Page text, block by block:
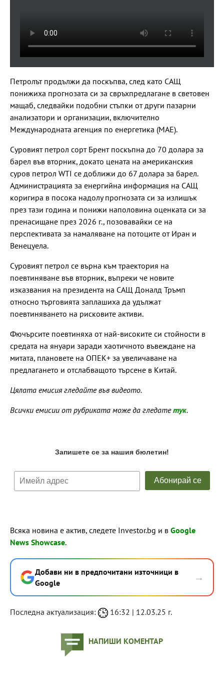
Петролът продължи да поскъпва, след като САЩ
понижиха прогнозата си за свръхпредлагане в световен
мащаб, следвайки подобни стъпки от други пазарни
анализатори и организации, включително
Международната агенция по енергетика (МАЕ).
Суровият петрол сорт Брент поскъпна до 70 долара за
барел във вторник, докато цената на американския
суров петрол WTI се доближи до 67 долара за барел.
Администрацията за енергийна информация на САЩ
коригира в посока надолу прогнозата си за излишък
през тази година и понижи наполовина оценката си за
пренасищане през 2026 г., позовавайки се на
перспективата за намаляване на потоците от Иран и
Венецуела.
Суровият петрол се върна към траектория на
поевтиняване във вторник, въпреки че новите
изказвания на президента на САЩ Доналд Тръмп
относно търговията заплашиха да удължат
поевтиняването на рисковите активи.
Фючърсите поевтиняха от най-високите си стойности в
средата на януари заради хаотичното въвеждане на
митата, плановете на ОПЕК+ за увеличаване на
предлагането и отслабващото търсене в Китай.
Цялата емисия гледайте във видеото.
Всички емисии от рубриката може да гледатетук.
Всяка новина е актив, следете Investor.bg и в Google
News Showcase.
Добави ни в предпочитани източници в
Google
→
Последна актуализация: 16:32 | 12.03.25 г.
НАПИШИ КОМЕНТАР